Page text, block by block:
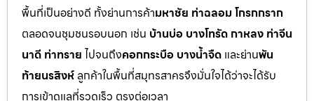
พื้นที่เป็นอย่างดี ทั้งย่านการค้ามหาชัย ท่าฉลอม โกรกกราก
ตลอดจนชุมชนรอบนอก เช่น บ้านบ่อ บางโทรัด กาหลง ท่าจีน
นาดี ท่าทราย ไปจนถึงคอกกระบือ บางน้ำจืด และย่านพัน
ท้ายนรสิงห์ ลูกค้าในพื้นที่สมุทรสาครจึงมั่นใจได้ว่าจะได้รับ
การเข้าดูแลที่รวดเร็ว ตรงต่อเวลา